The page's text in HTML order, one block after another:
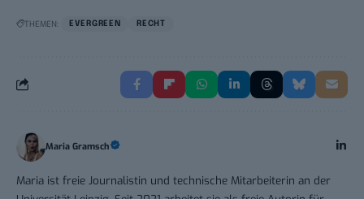
THEMEN: EVERGREEN RECHT
Maria Gramsch
Maria ist freie Journalistin und technische Mitarbeiterin an der